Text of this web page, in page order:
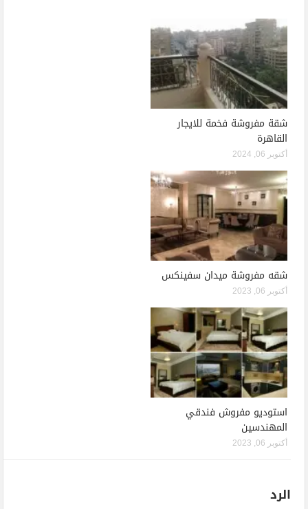
شقة مفروشة فخمة للايجار
القاهرة
أكتوبر 06, 2024
شقه مفروشة ميدان سفينكس
أكتوبر 06, 2023
استوديو مفروش فندقي
المهندسين
أكتوبر 06, 2023
الرد